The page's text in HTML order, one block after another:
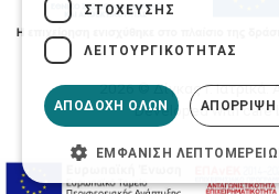
2026 © Δίγκας Γ. Ιατρικά.
Developed with care
ΣΤΌΧΕΥΣΗΣ
ΛΕΙΤΟΥΡΓΙΚΌΤΗΤΑΣ
ΑΠΟΔΟΧΉ ΌΛΩΝ ΑΠΌΡΡΙΨΗ
ΕΜΦΆΝΙΣΗ